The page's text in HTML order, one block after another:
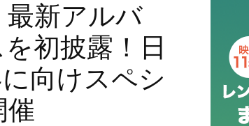
新アルバ
初披露！日
向けスペシ
催